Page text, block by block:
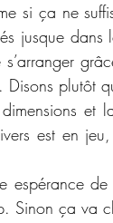
si ça ne
jusque dans
plutôt
et
est en
espérance
Sinon ça va